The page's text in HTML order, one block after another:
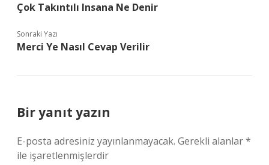
Çok Takıntılı Insana Ne Denir
Sonraki Yazı
Merci Ye Nasıl Cevap Verilir
Bir yanıt yazın
E-posta adresiniz yayınlanmayacak. Gerekli alanlar*
ile işaretlenmişlerdir